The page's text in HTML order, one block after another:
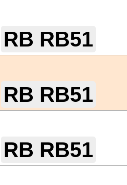
RB RB51
RB RB51
RB RB51